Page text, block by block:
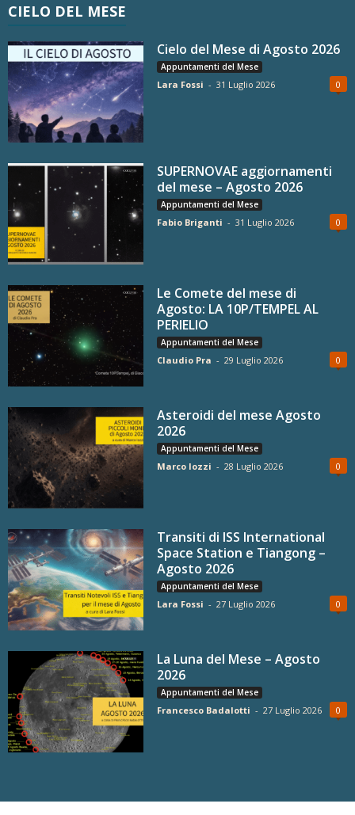
CIELO DEL MESE
Cielo del Mese di Agosto 2026
Appuntamenti del Mese
Lara Fossi - 31 Luglio 2026 0
SUPERNOVAE aggiornamenti
del mese – Agosto 2026
Appuntamenti del Mese
Fabio Briganti - 31 Luglio 2026 0
Le Comete del mese di
Agosto: LA 10P/TEMPEL AL
PERIELIO
Appuntamenti del Mese
Claudio Pra - 29 Luglio 2026 0
Asteroidi del mese Agosto
2026
Appuntamenti del Mese
Marco Iozzi - 28 Luglio 2026 0
Transiti di ISS International
Space Station e Tiangong –
Agosto 2026
Appuntamenti del Mese
Lara Fossi - 27 Luglio 2026 0
La Luna del Mese – Agosto
2026
Appuntamenti del Mese
Francesco Badalotti - 27 Luglio 2026 0